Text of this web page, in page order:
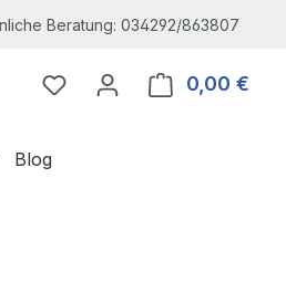
Beratung: 034292/863807
Du hast 0 Produkte auf
0,00 €
Blog